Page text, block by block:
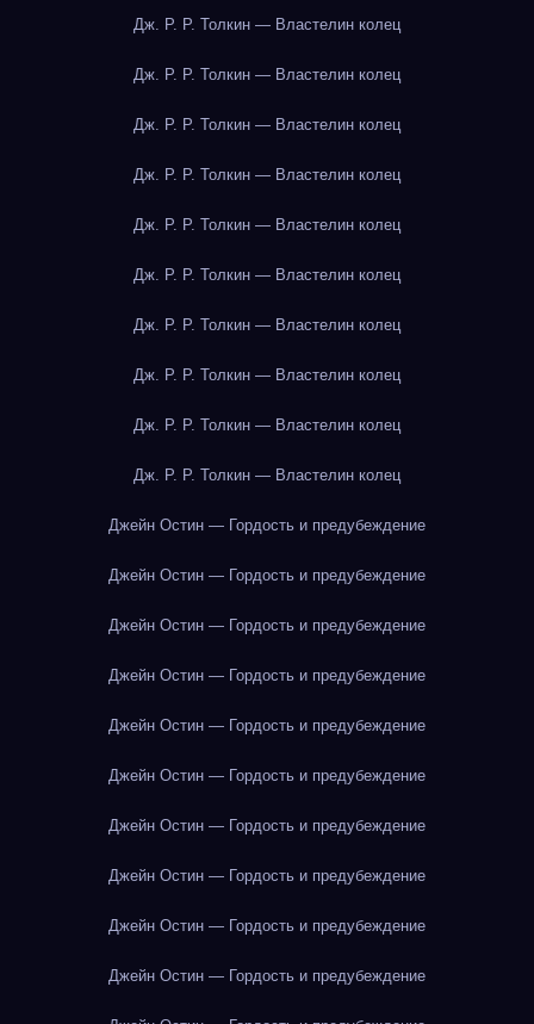
Дж. Р. Р. Толкин — Властелин колец
Дж. Р. Р. Толкин — Властелин колец
Дж. Р. Р. Толкин — Властелин колец
Дж. Р. Р. Толкин — Властелин колец
Дж. Р. Р. Толкин — Властелин колец
Дж. Р. Р. Толкин — Властелин колец
Дж. Р. Р. Толкин — Властелин колец
Дж. Р. Р. Толкин — Властелин колец
Дж. Р. Р. Толкин — Властелин колец
Дж. Р. Р. Толкин — Властелин колец
Джейн Остин — Гордость и предубеждение
Джейн Остин — Гордость и предубеждение
Джейн Остин — Гордость и предубеждение
Джейн Остин — Гордость и предубеждение
Джейн Остин — Гордость и предубеждение
Джейн Остин — Гордость и предубеждение
Джейн Остин — Гордость и предубеждение
Джейн Остин — Гордость и предубеждение
Джейн Остин — Гордость и предубеждение
Джейн Остин — Гордость и предубеждение